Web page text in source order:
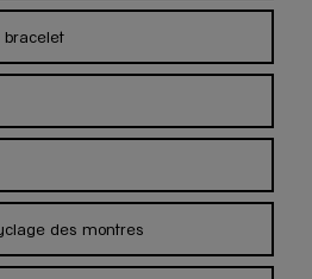
bracelet
des montres